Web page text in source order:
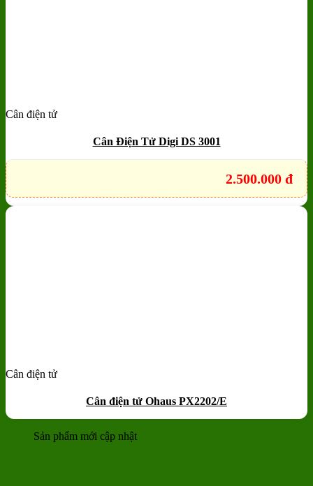
Add to wishlist
Cân điện tử
Cân Điện Tử Digi DS 3001
2.500.000 đ
Add to wishlist
Cân điện tử
Cân điện tử Ohaus PX2202/E
Sản phẩm mới cập nhật